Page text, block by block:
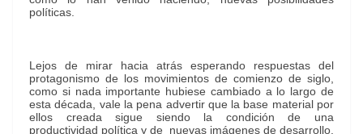
políticas.
Lejos de mirar hacia atrás esperando respuestas del
protagonismo de los movimientos de comienzo de siglo,
como si nada importante hubiese cambiado a lo largo de
esta década, vale la pena advertir que la base material por
ellos creada sigue siendo la condición de una
productividad política y de nuevas imágenes de desarrollo.